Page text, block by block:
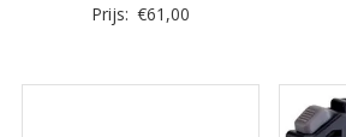
Prijs: €61,00